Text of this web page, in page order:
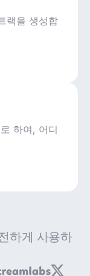
랙을 생성합
하여, 어디
하게 사용하